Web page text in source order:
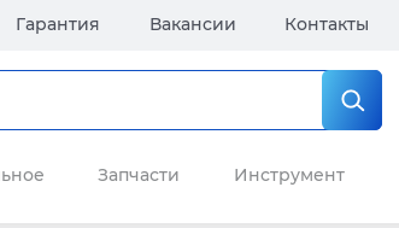
Гарантия Вакансии Контакты
Запчасти Инструмент